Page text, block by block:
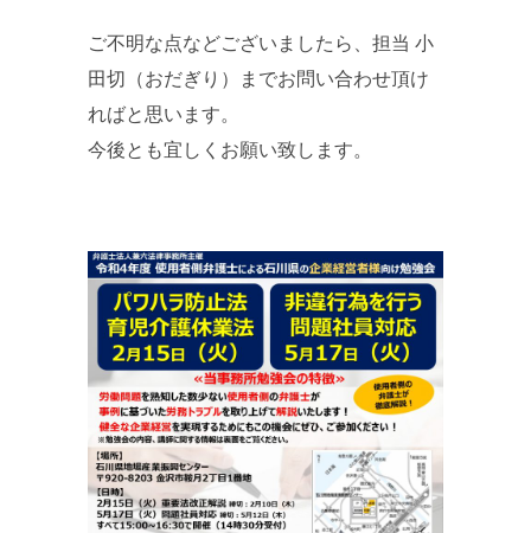
ご不明な点などございましたら、担当 小
田切（おだぎり）までお問い合わせ頂け
ればと思います。
今後とも宜しくお願い致します。